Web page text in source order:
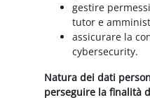
gestire
tutor e
assicurare la
cybersecurity.
Natura dei dati
perseguire la finalità